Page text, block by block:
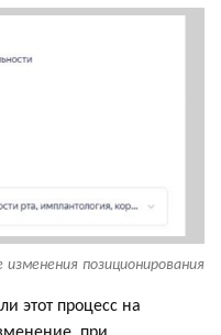
позиционирования
этот процесс на